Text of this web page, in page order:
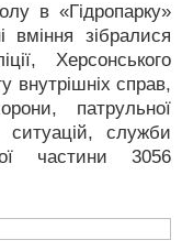
в «Гідропарку»
вміння зібралися
Херсонського
внутрішніх справ,
патрульної
ситуацій, служби